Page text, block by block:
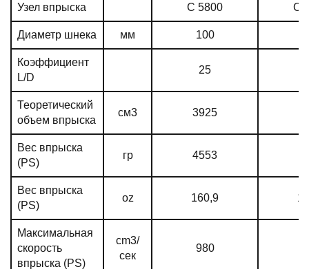
Узел впрыска C 5800 C
Диаметр шнека мм 100
Коэффициент
L/D
25
Теоретический
объем впрыска
см3 3925
Вес впрыска
(PS)
гр 4553
Вес впрыска
(PS)
oz 160,9
Максимальная
скорость
впрыска (PS)
cm3/
сек
980